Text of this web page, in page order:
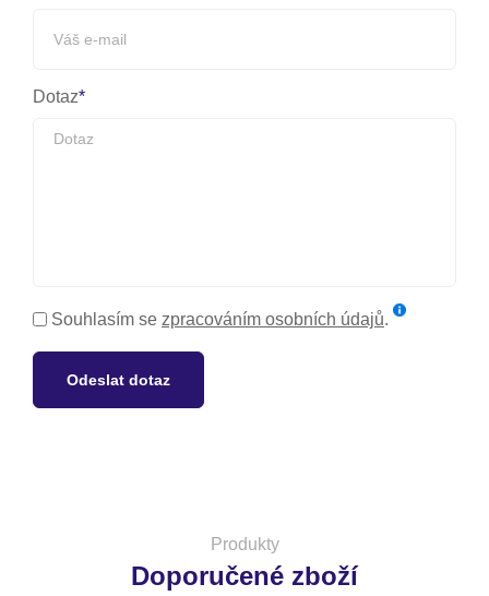
Dotaz
Souhlasím se zpracováním osobních údajů.
Odeslat dotaz
Produkty
Doporučené zboží